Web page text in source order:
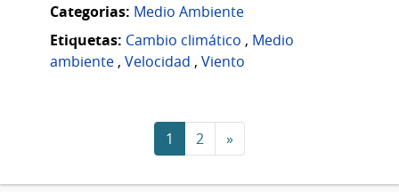
Categorias: Medio Ambiente
Etiquetas: Cambio climático , Medio
ambiente , Velocidad , Viento
1 2 »